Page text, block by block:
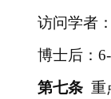
访问学者：
博士后：
第七条 重